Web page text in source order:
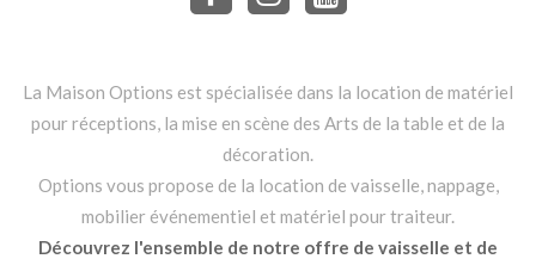
La Maison Options est spécialisée dans la location de matériel
pour réceptions, la mise en scène des Arts de la table et de la
décoration.
Options vous propose de la location de vaisselle, nappage,
mobilier événementiel et matériel pour traiteur.
Découvrez l'ensemble de notre offre de vaisselle et de